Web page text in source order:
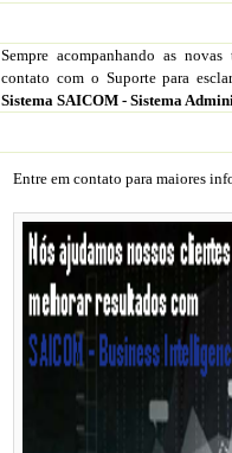
Sempre acompanhando as
contato com o Suporte para
Sistema SAICOM - Sistema
Entre em contato para maiores